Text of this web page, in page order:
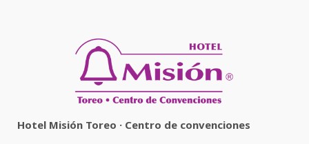
Hotel Misión Toreo · Centro de convenciones